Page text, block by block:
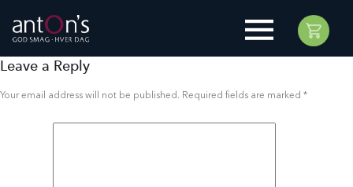
Leave a Reply
Your email address will not be published. Required fields are marked *